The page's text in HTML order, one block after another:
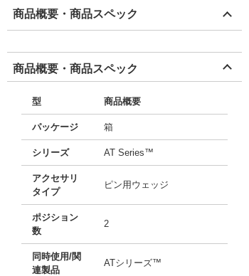
商品概要・商品スペック
商品概要・商品スペック
型 商品概要
パッケージ 箱
シリーズ AT Series™
アクセサリ
タイプ
ピン用ウェッジ
ポジション
数
2
同時使用/関
連製品
ATシリーズ™